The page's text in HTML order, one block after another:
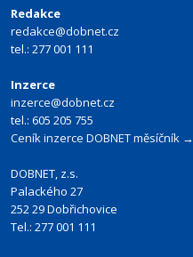
Redakce
redakce@dobnet.cz
tel.: 277 001 111
Inzerce
inzerce@dobnet.cz
tel.: 605 205 755
Ceník inzerce DOBNET měsíčník →
DOBNET, z.s.
Palackého 27
252 29 Dobřichovice
Tel.: 277 001 111